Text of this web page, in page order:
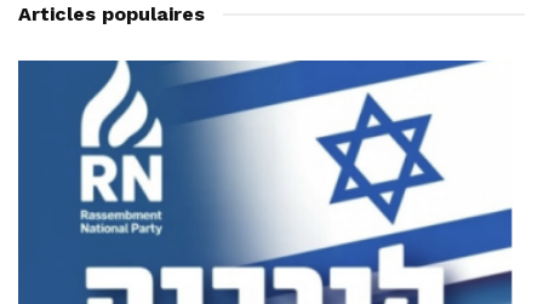
Articles populaires